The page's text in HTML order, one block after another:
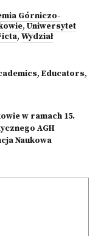
Górniczo-
, Uniwersytet
, Wydział
, Educators,
w ramach 15.
AGH
Naukowa